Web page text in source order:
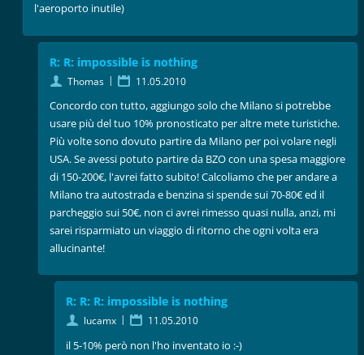
l'aeroporto inutile)
R: R: impossible is nothing
Thomas | 11.05.2010
Concordo con tutto, aggiungo solo che Milano si potrebbe
usare più del tuo 10% pronosticato per altre mete turistiche.
Più volte sono dovuto partire da Milano per poi volare negli
USA. Se avessi potuto partire da BZO con una spesa maggiore
di 150-200€, l'avrei fatto subito! Calcoliamo che per andare a
Milano tra autostrada e benzina si spende sui 70-80€ ed il
parcheggio sui 50€, non ci avrei rimesso quasi nulla, anzi, mi
sarei risparmiato un viaggio di ritorno che ogni volta era
allucinante!
R: R: R: impossible is nothing
lucamx | 11.05.2010
il 5-10% però non l'ho inventato io :-)